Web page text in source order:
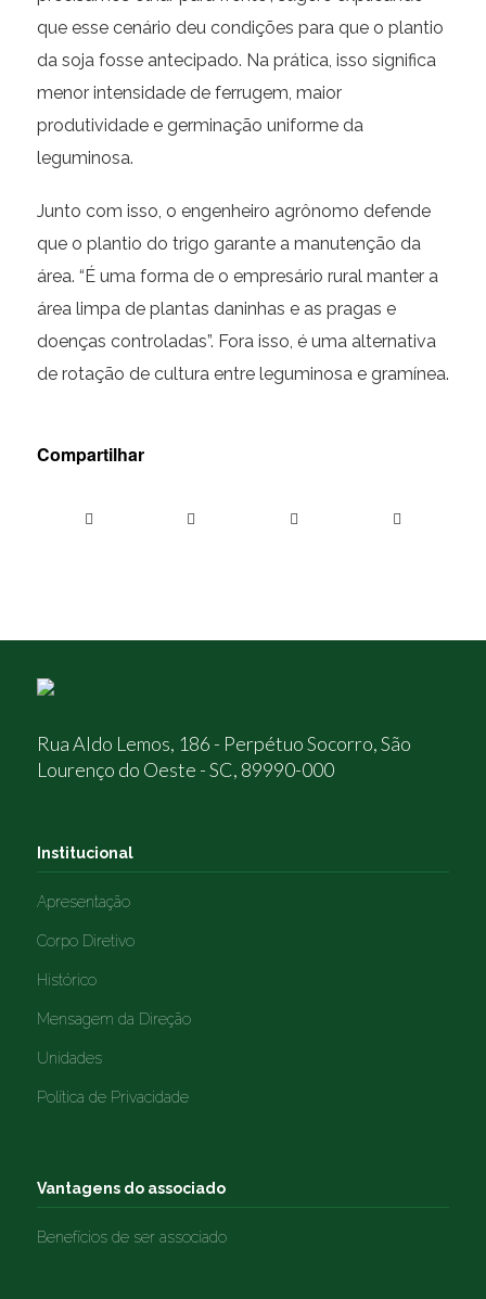
que esse cenário deu condições para que o plantio
da soja fosse antecipado. Na prática, isso significa
menor intensidade de ferrugem, maior
produtividade e germinação uniforme da
leguminosa.
Junto com isso, o engenheiro agrônomo defende
que o plantio do trigo garante a manutenção da
área. “É uma forma de o empresário rural manter a
área limpa de plantas daninhas e as pragas e
doenças controladas”. Fora isso, é uma alternativa
de rotação de cultura entre leguminosa e gramínea.
Compartilhar
Rua Aldo Lemos, 186 - Perpétuo Socorro, São
Lourenço do Oeste - SC, 89990-000
Institucional
Apresentação
Corpo Diretivo
Histórico
Mensagem da Direção
Unidades
Política de Privacidade
Vantagens do associado
Benefícios de ser associado